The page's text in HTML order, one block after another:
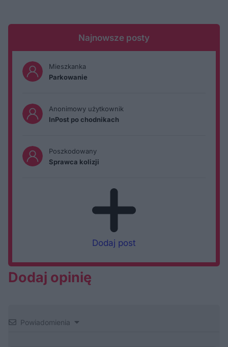
Najnowsze posty
Mieszkanka
Parkowanie
Anonimowy użytkownik
InPost po chodnikach
Poszkodowany
Sprawca kolizji
Dodaj post
Dodaj opinię
Powiadomienia